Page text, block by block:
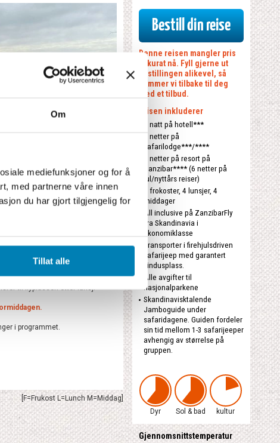
Om
mediefunksjoner og for å
med partnerne våre innen
du har gjort tilgjengelig for
Tillat alle
Zanzibar.Dagene nytes på
Pwani, med all inclusive og
til flyplassen etter lunsj.
i programmet.
[F=Frukost L=Lunch M=Middag]
Bestill din reise
Denne reisen mangler pris
akkurat nå. Fyll gjerne ut
bestillingen alikevel, så
kommer vi tilbake til deg
med et tilbud.
Prisen inkluderer
1 natt på hotell***
3 netter på
safarilodge***/****
4 netter på resort på
Zanzibar**** (6 netter på
jul/nyttårs reiser)
4 frokoster, 4 lunsjer, 4
middager
All inclusive på ZanzibarFly
fra Skandinavia i
økonomiklasse
Transporter i firehjulsdriven
safarijeep med garantert
vindusplass.
Alle avgifter til
nasjonalparkene
Skandinavisktalende
Jamboguide under
safaridagene. Guiden fordeler
sin tid mellom 1-3 safarijeeper
avhengig av størrelse på
gruppen.
Dyr Sol & bad kultur
Gjennomsnittstemperatur
XClose